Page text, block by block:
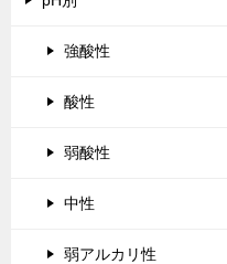
強酸性
酸性
弱酸性
中性
弱アルカリ性